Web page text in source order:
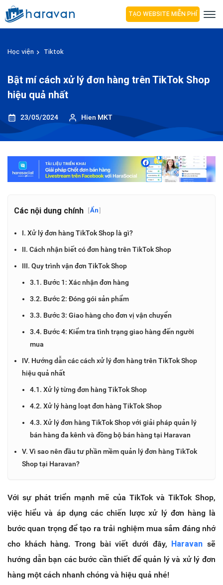
TẠO WEBSITE MIỄN PHÍ
Học viện Tiktok
Bật mí cách xử lý đơn hàng trên TikTok Shop
hiệu quả nhất
23/05/2024 Hien MKT
Các nội dung chính [Ẩn]
I. Xử lý đơn hàng TikTok Shop là gì?
II. Cách nhận biết có đơn hàng trên TikTok Shop
III. Quy trình vận đơn TikTok Shop
3.1. Bước 1: Xác nhận đơn hàng
3.2. Bước 2: Đóng gói sản phẩm
3.3. Bước 3: Giao hàng cho đơn vị vận chuyển
3.4. Bước 4: Kiểm tra tình trạng giao hàng đến người
mua
IV. Hướng dẫn các cách xử lý đơn hàng trên TikTok Shop
hiệu quả nhất
4.1. Xử lý từng đơn hàng TikTok Shop
4.2. Xử lý hàng loạt đơn hàng TikTok Shop
4.3. Xử lý đơn hàng TikTok Shop với giải pháp quản lý
bán hàng đa kênh và đồng bộ bán hàng tại Haravan
V. Vì sao nên đầu tư phần mềm quản lý đơn hàng TikTok
Shop tại Haravan?
Với sự phát triển mạnh mẽ của TikTok và TikTok Shop,
việc hiểu và áp dụng các chiến lược xử lý đơn hàng là
bước quan trọng để tạo ra trải nghiệm mua sắm đáng nhớ
cho khách hàng. Trong bài viết dưới đây, Haravan sẽ
hướng dẫn bạn các bước cần thiết để quản lý và xử lý đơn
hàng một cách nhanh chóng và hiệu quả nhé!